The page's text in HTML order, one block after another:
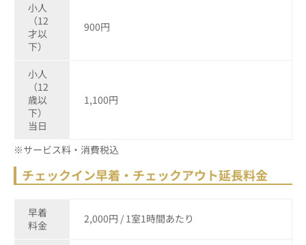
小人
（12
才以
下）
900円
小人
（12
歳以
下）
当日
1,100円
※サービス料・消費税込
チェックイン早着・チェックアウト延長料金
早着
料金
2,000円 / 1室1時間あたり